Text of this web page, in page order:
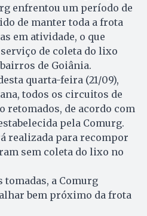
enfrentou um período de
de manter toda a frota
em atividade, o que
de coleta do lixo
de Goiânia.
quarta-feira (21/09),
todos os circuitos de
retomados, de acordo com
pela Comurg.
realizada para recompor
sem coleta do lixo no
tomadas, a Comurg
bem próximo da frota